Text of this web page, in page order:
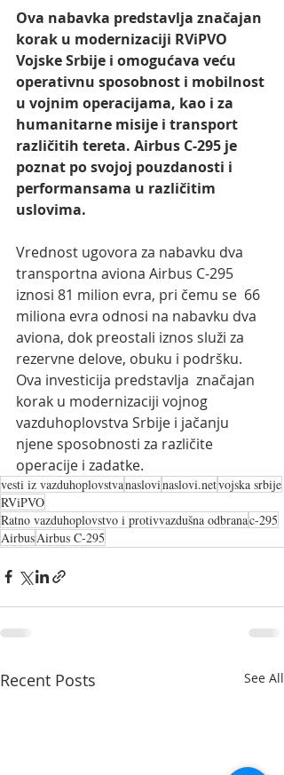
Ova nabavka predstavlja značajan
korak u modernizaciji RViPVO
Vojske Srbije i omogućava veću
operativnu sposobnost i mobilnost
u vojnim operacijama, kao i za
humanitarne misije i transport
različitih tereta. Airbus C-295 je
poznat po svojoj pouzdanosti i
performansama u različitim
uslovima.
Vrednost ugovora za nabavku dva
transportna aviona Airbus C-295
iznosi 81 milion evra, pri čemu se  66
miliona evra odnosi na nabavku dva
aviona, dok preostali iznos služi za
rezervne delove, obuku i podršku.
Ova investicija predstavlja  značajan
korak u modernizaciji vojnog
vazduhoplovstva Srbije i jačanju
njene sposobnosti za različite
operacije i zadatke.
vesti iz vazduhoplovstvanaslovinaslovi.netvojska srbije
RViPVO
Ratno vazduhoplovstvo i protivvazdušna odbranac-295
AirbusAirbus C-295
Recent Posts See All